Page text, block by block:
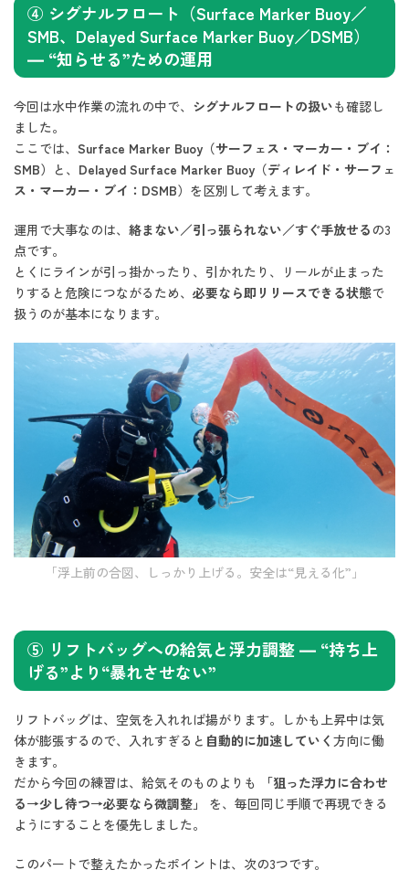
④ シグナルフロート（Surface Marker Buoy／
SMB、Delayed Surface Marker Buoy／DSMB）
— “知らせる”ための運用
今回は水中作業の流れの中で、 シグナルフロートの扱いも確認し
ました。
ここでは、 Surface Marker Buoy（サーフェス・マーカー・ブイ：
SMB） と、 Delayed Surface Marker Buoy（ディレイド・サーフェ
ス・マーカー・ブイ：DSMB） を区別して考えます。
運用で大事なのは、 絡まない／引っ張られない／すぐ手放せるの3
点です。
とくにラインが引っ掛かったり、引かれたり、リールが止まった
りすると危険につながるため、 必要なら即リリースできる状態で
扱うのが基本になります。
「浮上前の合図、しっかり上げる。安全は“見える化”」
⑤ リフトバッグへの給気と浮力調整 — “持ち上
げる”より“暴れさせない”
リフトバッグは、空気を入れれば揚がります。しかも上昇中は気
体が膨張するので、入れすぎると 自動的に加速していく 方向に働
きます。
だから今回の練習は、給気そのものよりも
「狙った浮力に合わせ
る→少し待つ→必要なら微調整」
を、毎回同じ手順で再現できる
ようにすることを優先しました。
このパートで整えたかったポイントは、次の3つです。